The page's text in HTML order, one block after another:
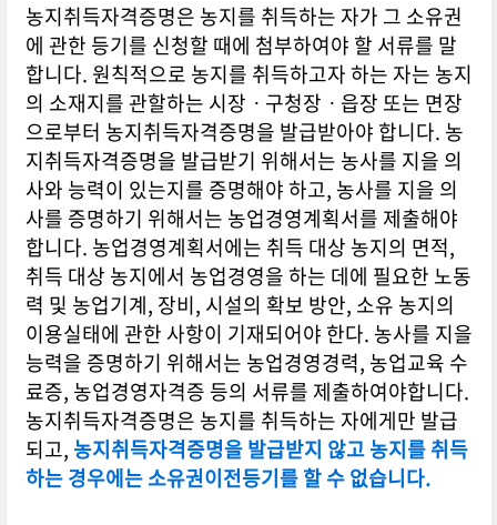
농지취득자격증명은 농지를 취득하는 자가 그 소유권
에 관한 등기를 신청할 때에 첨부하여야 할 서류를 말
합니다. 원칙적으로 농지를 취득하고자 하는 자는 농지
의 소재지를 관할하는 시장ㆍ구청장ㆍ읍장 또는 면장
으로부터 농지취득자격증명을 발급받아야 합니다. 농
지취득자격증명을 발급받기 위해서는 농사를 지을 의
사와 능력이 있는지를 증명해야 하고, 농사를 지을 의
사를 증명하기 위해서는 농업경영계획서를 제출해야
합니다. 농업경영계획서에는 취득 대상 농지의 면적,
취득 대상 농지에서 농업경영을 하는 데에 필요한 노동
력 및 농업기계, 장비, 시설의 확보 방안, 소유 농지의
이용실태에 관한 사항이 기재되어야 한다. 농사를 지을
능력을 증명하기 위해서는 농업경영경력, 농업교육 수
료증, 농업경영자격증 등의 서류를 제출하여야합니다.
농지취득자격증명은 농지를 취득하는 자에게만 발급
되고, 농지취득자격증명을 발급받지 않고 농지를 취득
하는 경우에는 소유권이전등기를 할 수 없습니다.